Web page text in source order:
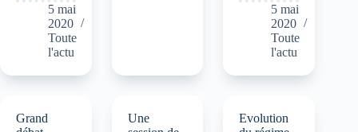
5 mai
2020
Toute
l'actu
5 mai
2020
Toute
l'actu
Grand
Une
Evolution